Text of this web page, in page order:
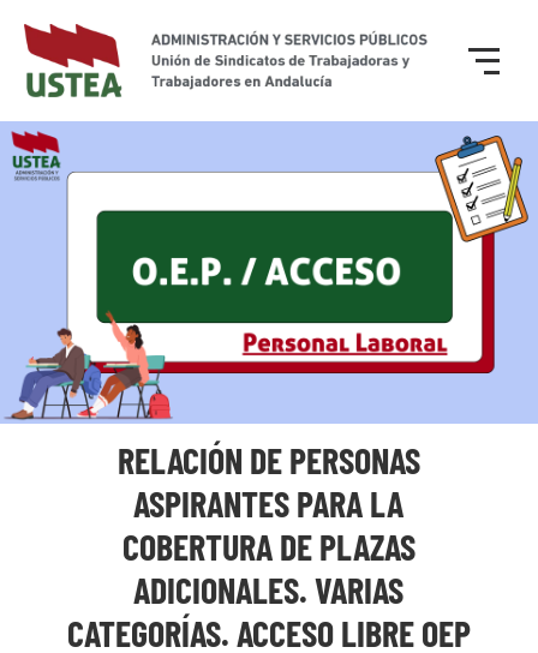
RELACIÓN DE PERSONAS
ASPIRANTES PARA LA
COBERTURA DE PLAZAS
ADICIONALES. VARIAS
CATEGORÍAS. ACCESO LIBRE OEP